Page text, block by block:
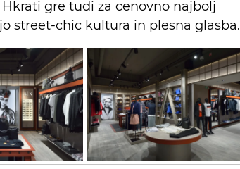
gre tudi za cenovno najbolj
street-chic kultura in plesna glasba.